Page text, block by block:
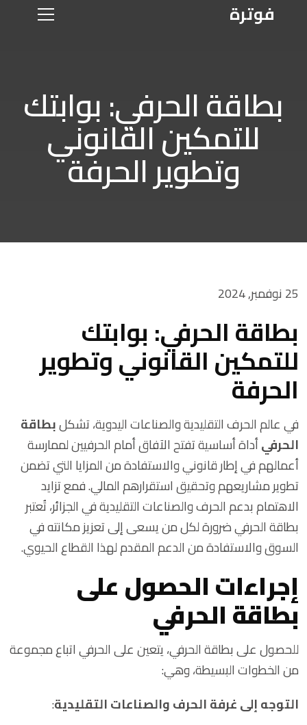
فوترة
بطاقة الحرفي: بوابتك
للتمكين القانوني
وتطوير الحرفة
25 نوفمبر, 2024
بطاقة الحرفي: بوابتك
للتمكين القانوني وتطوير
الحرفة
في عالم الحرف التقليدية والصناعات اليدوية، تشكلبطاقة
الحرفيأداة أساسية تفتح الآفاق أمام الحرفيين لممارسة
أعمالهم في إطار قانوني والاستفادة من المزايا التي تضمن
تطوير مشاريعهم وتحقيق استقرارهم المالي. فمع تزايد
الاهتمام بدعم الحرف والصناعات التقليدية في الجزائر، تُعتبر
بطاقة الحرفي ضرورة لكل من يسعى إلى تعزيز مكانته في
السوق والاستفادة من الدعم المقدم لهذا القطاع الحيوي.
إجراءات الحصول على
بطاقة الحرفي
للحصول على بطاقة الحرفي، يتعين على الحرفي اتباع مجموعة
من الخطوات البسيطة، وهي:
التوجه إلى غرفة الحرف والصناعات التقليدية: